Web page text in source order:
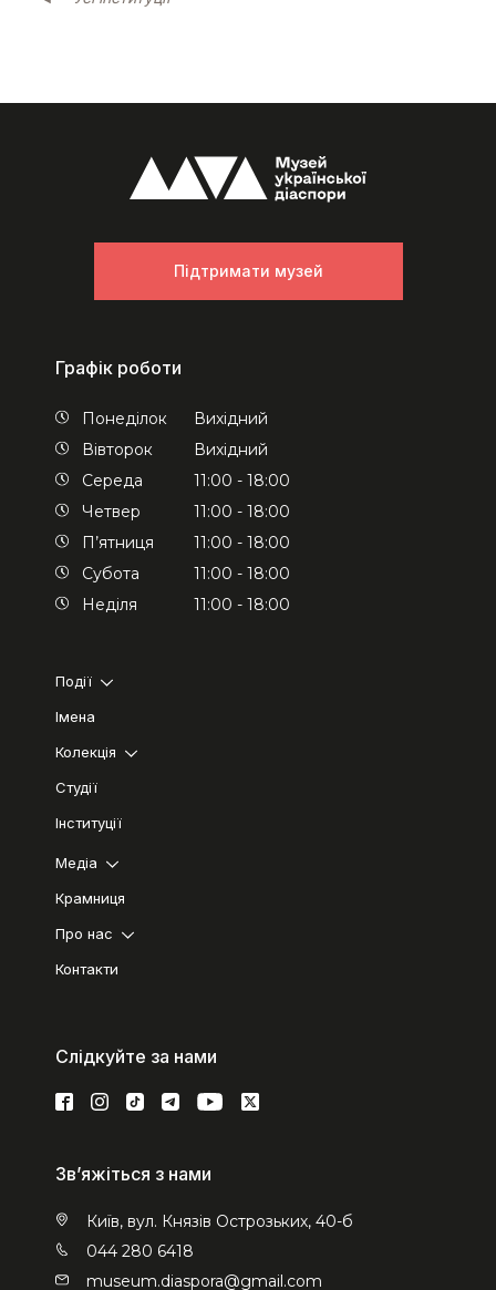
Підтримати музей
Графік роботи
Понеділок
Вівторок
Середа
Четвер
П’ятниця
Субота
Неділя
Вихідний
Вихідний
11:00 - 18:00
11:00 - 18:00
11:00 - 18:00
11:00 - 18:00
11:00 - 18:00
Події
Імена
Колекція
Студії
Інституції
Медіа
Крамниця
Про нас
Контакти
Слідкуйте за нами
Зв’яжіться з нами
Київ, вул. Князів Острозьких, 40-б
044 280 6418
museum.diaspora@gmail.com